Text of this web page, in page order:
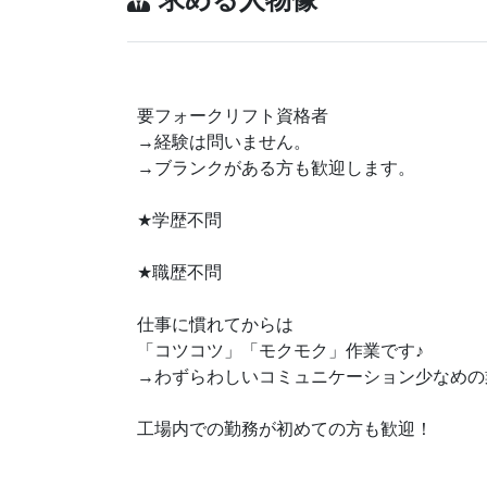
要フォークリフト資格者
→経験は問いません。
→ブランクがある方も歓迎します。
★学歴不問
★職歴不問
仕事に慣れてからは
「コツコツ」「モクモク」作業です♪
→わずらわしいコミュニケーション少なめ
工場内での勤務が初めての方も歓迎！